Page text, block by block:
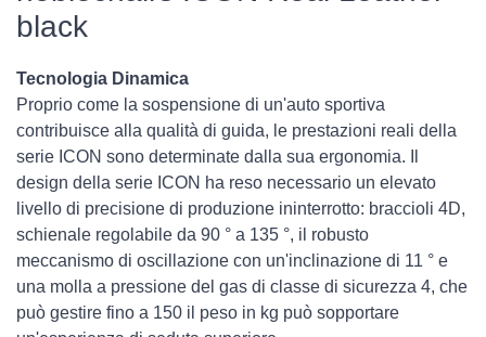
black
Tecnologia Dinamica
Proprio come la sospensione di un'auto sportiva
contribuisce alla qualità di guida, le prestazioni reali della
serie ICON sono determinate dalla sua ergonomia. Il
design della serie ICON ha reso necessario un elevato
livello di precisione di produzione ininterrotto: braccioli 4D,
schienale regolabile da 90 ° a 135 °, il robusto
meccanismo di oscillazione con un'inclinazione di 11 ° e
una molla a pressione del gas di classe di sicurezza 4, che
può gestire fino a 150 il peso in kg può sopportare